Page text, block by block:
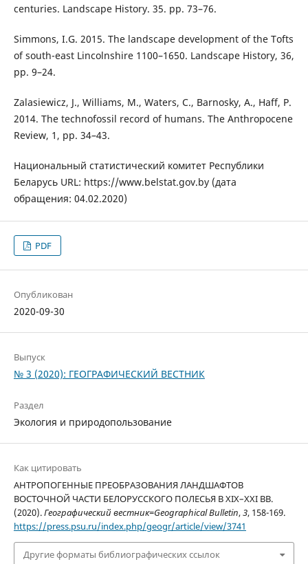
centuries. Landscape History. 35. pp. 73–76.
Simmons, I.G. 2015. The landscape development of the Tofts
of south-east Lincolnshire 1100–1650. Landscape History, 36,
pp. 9–24.
Zalasiewicz, J., Williams, M., Waters, C., Barnosky, A., Haff, P.
2014. The technofossil record of humans. The Anthropocene
Review, 1, pp. 34–43.
Национальный статистический комитет Республики
Беларусь URL: https://www.belstat.gov.by (дата
обращения: 04.02.2020)
PDF
Опубликован
2020-09-30
Выпуск
№ 3 (2020): ГЕОГРАФИЧЕСКИЙ ВЕСТНИК
Раздел
Экология и природопользование
Как цитировать
АНТРОПОГЕННЫЕ ПРЕОБРАЗОВАНИЯ ЛАНДШАФТОВ
ВОСТОЧНОЙ ЧАСТИ БЕЛОРУССКОГО ПОЛЕСЬЯ В XIX–XXI ВВ.
(2020).Географический вестник=Geographical Bulletin,3, 158-169.
https://press.psu.ru/index.php/geogr/article/view/3741
Другие форматы библиографических ссылок